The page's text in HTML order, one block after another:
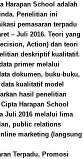
Harapan School adalah
Penelitian ini
pemasaran terpadu
– Juli 2016. Teori yang
Action) dan teori
deskriptif kualitatif.
primer melalui
dokumen, buku-buku,
kualitatif model
hasil penelitian
Harapan School
Juli 2016 melalui lima
public relations
marketing (langsung
Terpadu, Promosi